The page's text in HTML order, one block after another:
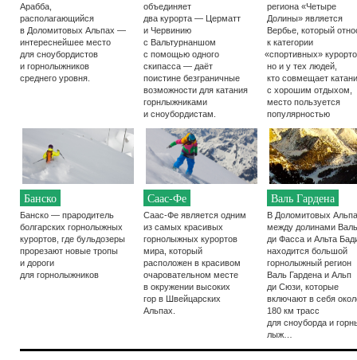
Арабба,
располагающийся
в Доломитовых Альпах —
интереснейшее место
для сноубордистов
и горнолыжников
среднего уровня.
объединяет
два курорта — Церматт
и Червинию
с Вальтурнаншом
с помощью одного
скипасса — даёт
поистине безграничные
возможности для катания
горнлыжниками
и сноубордистам.
региона «Четыре
Долины» является
Вербье, который
к категории
«спортивных»
но и у тех людей,
кто совмещает
с хорошим отдыхом,
место пользуется
популярностью
Банско
Банско — прародитель
болгарских горнолыжных
курортов, где бульдозеры
прорезают новые тропы
и дороги
для горнолыжников
Саас-Фе
Саас-Фе является одним
из самых красивых
горнолыжных курортов
мира, который
расположен в красивом
очаровательном месте
в окружении высоких
гор в Швейцарских
Альпах.
Валь Гардена
В Доломитовых
между долинами Валь
ди Фасса и Альта
находится большой
горнолыжный регион
Валь Гардена и Альп
ди Сюзи, которые
включают в себя
180 км трасс
для сноуборда и
лыж…